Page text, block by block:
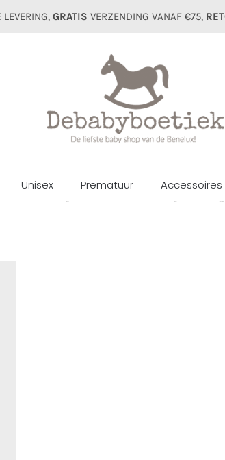
LEVERING, GRATIS VERZENDING VANAF €75,
Unisex Prematuur Accessoires